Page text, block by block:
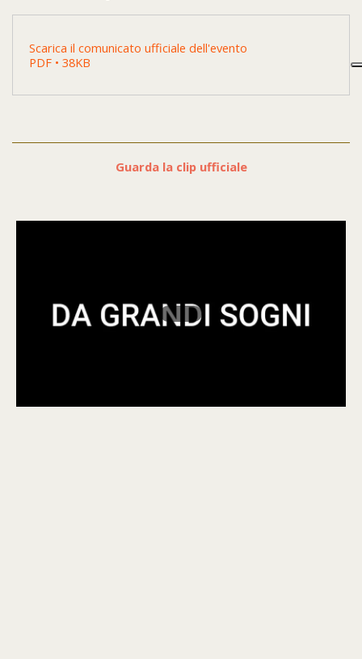
Scarica il comunicato ufficiale dell'evento
PDF • 38KB
Guarda la clip ufficiale